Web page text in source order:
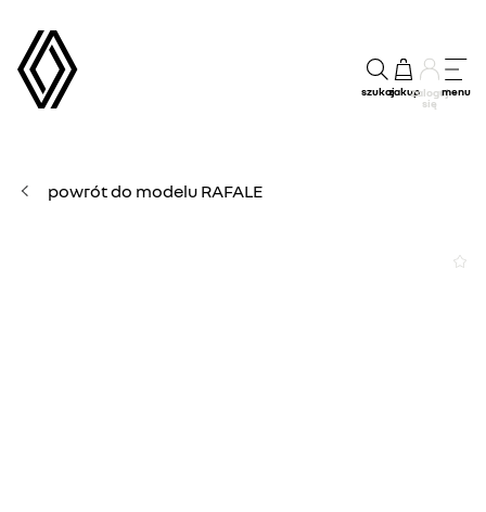
szukajzakupZaloguj
się
menu
powrót do modelu RAFALE